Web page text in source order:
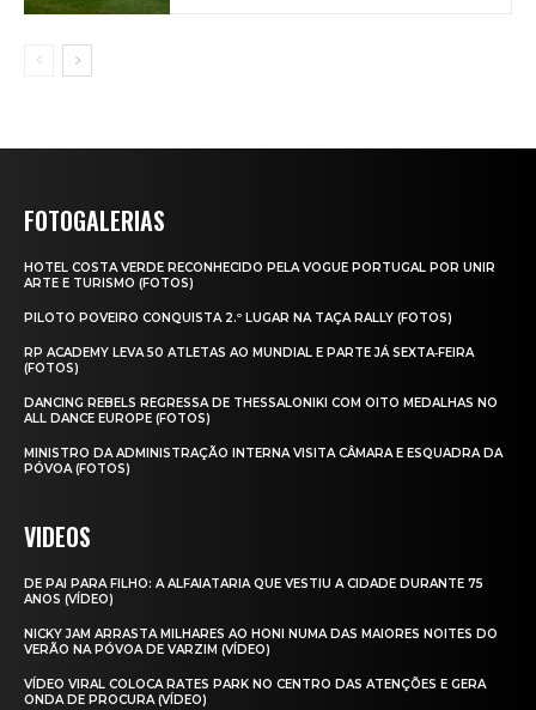
FOTOGALERIAS
HOTEL COSTA VERDE RECONHECIDO PELA VOGUE PORTUGAL POR UNIR
ARTE E TURISMO (FOTOS)
PILOTO POVEIRO CONQUISTA 2.º LUGAR NA TAÇA RALLY (FOTOS)
RP ACADEMY LEVA 50 ATLETAS AO MUNDIAL E PARTE JÁ SEXTA‑FEIRA
(FOTOS)
DANCING REBELS REGRESSA DE THESSALONIKI COM OITO MEDALHAS NO
ALL DANCE EUROPE (FOTOS)
MINISTRO DA ADMINISTRAÇÃO INTERNA VISITA CÂMARA E ESQUADRA DA
PÓVOA (FOTOS)
VIDEOS
DE PAI PARA FILHO: A ALFAIATARIA QUE VESTIU A CIDADE DURANTE 75
ANOS (VÍDEO)
NICKY JAM ARRASTA MILHARES AO HONI NUMA DAS MAIORES NOITES DO
VERÃO NA PÓVOA DE VARZIM (VÍDEO)
VÍDEO VIRAL COLOCA RATES PARK NO CENTRO DAS ATENÇÕES E GERA
ONDA DE PROCURA (VÍDEO)